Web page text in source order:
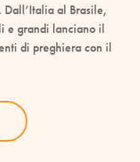
al Brasile,
e grandi lanciano il
di preghiera con il